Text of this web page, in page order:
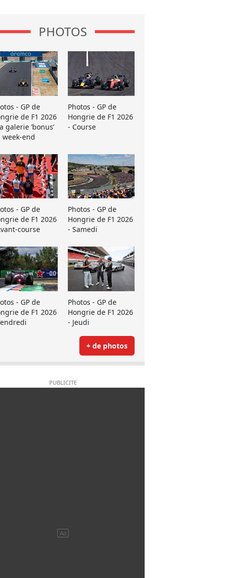
PHOTOS
- GP de
de F1 2026
galerie ’bonus’
week-end
Photos - GP de
Hongrie de F1 2026
- Course
- GP de
de F1 2026
course
Photos - GP de
Hongrie de F1 2026
- Samedi
- GP de
de F1 2026
Photos - GP de
Hongrie de F1 2026
- Jeudi
+ de photos